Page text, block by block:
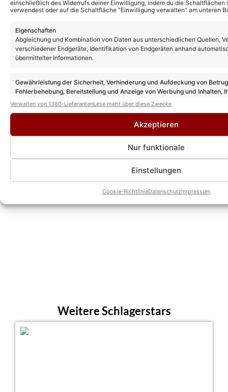
einschließlich des Widerrufs deiner Einwilligung, indem du die
verwendest oder auf die Schaltfläche "Einwilligung verwalten" am unteren
Eigenschaften
Abgleichung und Kombination von Daten aus unterschiedlichen Quellen,
verschiedener Endgeräte, Identifikation von Endgeräten anhand
übermittelter Informationen.
Gewährleistung der Sicherheit, Verhinderung und Aufdeckung von
Fehlerbehebung, Bereitstellung und Anzeige von Werbung und Inhalten,
Entscheidungen zum Datenschutz speichern und übermitteln.
Verwalten von 1380-LieferantenLese mehr über diese Zwecke
Akzeptieren
Nur funktionale
Einstellungen
Cookie-RichtlinieDatenschutzImpressum
Musikvideos von Die Kastelruther
Spatzen
Weitere Schlagerstars